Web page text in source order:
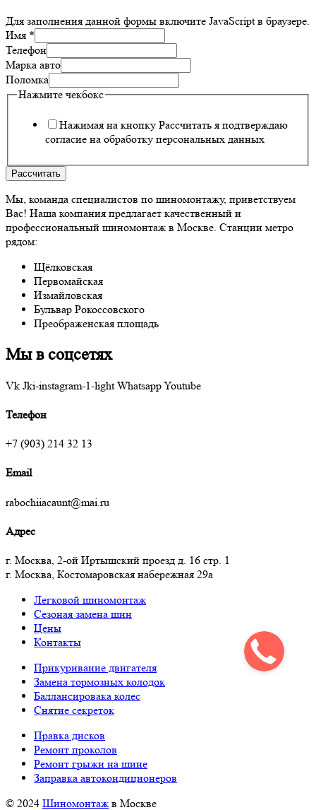
Для заполнения данной формы включите JavaScript в браузере.
Имя *
Телефон
Марка авто
Поломка
Нажмите чекбокс
Нажимая на кнопку Рассчитать я подтверждаю
согласие на обработку персональных данных
Рассчитать
Мы, команда специалистов по шиномонтажу, приветствуем
Вас! Наша компания предлагает качественный и
профессиональный шиномонтаж в Москве. Станции метро
рядом:
Щёлковская
Первомайская
Измайловская
Бульвар Рокоссовского
Преображенская площадь
Мы в соцсетях
Vk Jki-instagram-1-light WhatsappYoutube
Телефон
+7 (903) 214 32 13
Email
rabochiiacaunt@mai.ru
Адрес
г. Москва, 2-ой Иртышский проезд д. 16 стр. 1
г. Москва, Костомаровская набережная 29а
Легковой шиномонтаж
Сезоная замена шин
Цены
Контакты
Прикуривание двигателя
Замена тормозных колодок
Баллансировака колес
Снятие секреток
Правка дисков
Ремонт проколов
Ремонт грыжи на шине
Заправка автокондиционеров
© 2024 Шиномонтаж в Москве